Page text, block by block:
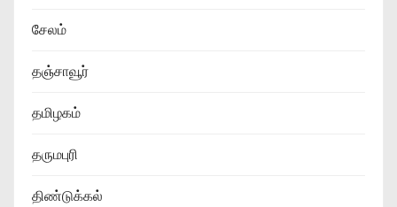
சேலம்
தஞ்சாவூர்
தமிழகம்
தருமபுரி
திண்டுக்கல்